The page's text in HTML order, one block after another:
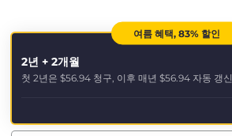
여름 혜택, 83% 할인
2년 + 2개월
첫 2년은 $56.94 청구, 이후 매년 $56.94 자동 갱신